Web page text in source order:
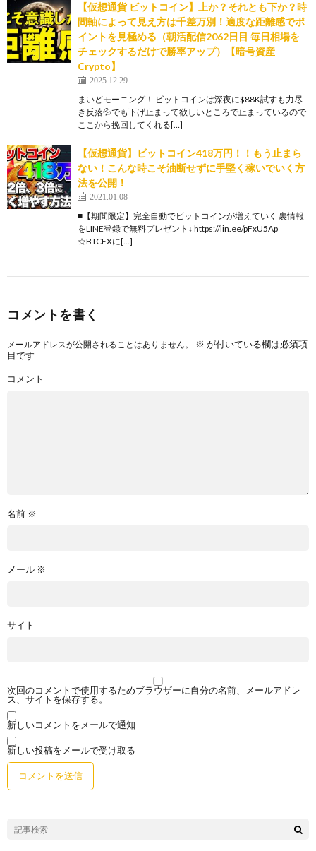
【仮想通貨 ビットコイン】上か？それとも下か？時
間軸によって見え方は千差万別！適度な距離感でポ
イントを見極める（朝活配信2062日目 毎日相場を
チェックするだけで勝率アップ）【暗号資産
Crypto】
2025.12.29
まいどモーニング！ ビットコインは深夜に$88K試すも力尽
き反落💦でも下げ止まって欲しいところで止まっているので
ここから挽回してくれる[…]
【仮想通貨】ビットコイン418万円！！もう止まら
ない！こんな時こそ油断せずに手堅く稼いでいく方
法を公開！
2021.01.08
■【期間限定】完全自動でビットコインが増えていく 裏情報
をLINE登録で無料プレゼント↓ https://lin.ee/pFxU5Ap
☆BTCFXに[…]
コメントを書く
メールアドレスが公開されることはありません。 ※ が付いている欄は必須項
目です
コメント
名前 ※
メール ※
サイト
次回のコメントで使用するためブラウザーに自分の名前、メールアドレ
ス、サイトを保存する。
新しいコメントをメールで通知
新しい投稿をメールで受け取る